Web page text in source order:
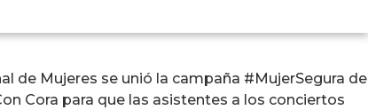
de Mujeres se unió la campaña #MujerSegura de
Cora para que las asistentes a los conciertos